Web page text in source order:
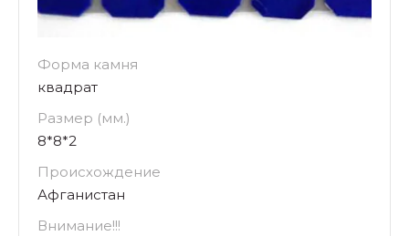
Форма камня
квадрат
Размер (мм.)
8*8*2
Происхождение
Афганистан
Внимание!!!